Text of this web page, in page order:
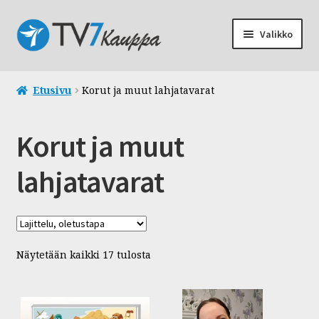
Siirry
navigointiin
Siirry
sisältöön
Valikko
Kategoriat
Uutuudet
Raamatut
Kortit ja kalenterit
Rukousöljyt ja ihonhoito
Etusivu Korut ja muut lahjatavarat
Korut ja muut
lahjatavarat
Näytetään kaikki 17 tulosta